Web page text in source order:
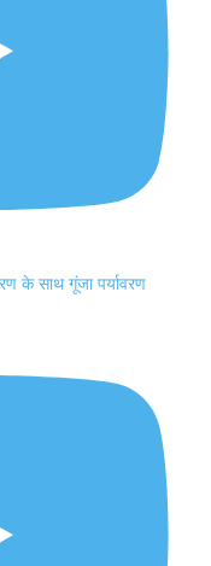
के साथ गूंजा पर्यावरण